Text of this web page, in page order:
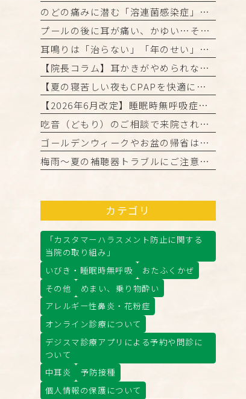
のどの痛みに潜む「溶連菌感染症」とは？正しく理解して、しっかり治しましょう
プールの後に耳が痛い、かゆい…それは「外耳炎」かもしれません。
耳鳴りは「治らない」「年のせい」と諦めていませんか？
【院長コラム】耳かきがやめられない…それ、「かゆみの悪循環」かもしれません！
【夏の寝苦しい夜もCPAPを快適に！院長からの3つのアドバイス】
【2026年6月改定】睡眠時無呼吸症候群（CPAP治療）の保険ルール変更と当院からのお知らせ
吃音（どもり）のご相談で来院された患者様・ご家族の皆様へ
ゴールデンウィークやお盆の帰省は「きこえ」のチェックのチャンス！難聴と認知機能の関係について
梅雨～夏の補聴器トラブルにご注意を！ご自宅でのケアと定期メンテナンスのお願い
カテゴリ
「カスタマーハラスメント防止に関する
当院の取り組み」
いびき・睡眠時無呼吸
おたふくかぜ
その他
めまい、乗り物酔い
アレルギー性鼻炎・花粉症
オンライン診療について
デジスマ診療アプリによる予約や問診に
ついて
中耳炎
予防接種
個人情報の保護について